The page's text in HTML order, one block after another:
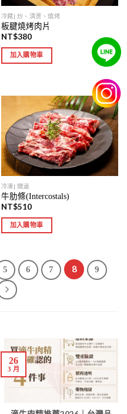
冷藏| 炒、清燙、燒烤
板腱燒烤肉片
NT$380
加入購物車
冷凍| 燉滷
牛肋條(Intercostals)
NT$510
加入購物車
5 6 7 8 9
26
3 月